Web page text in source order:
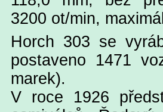
3200 ot/min,
Horch 303 se
postaveno 1471
marek).
V roce 1926